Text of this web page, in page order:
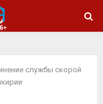
службы скорой